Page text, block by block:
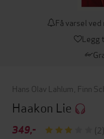
Få varsel
Legg
Hans Olav Lahlum Finn
Haakon Lie
349,- (2)